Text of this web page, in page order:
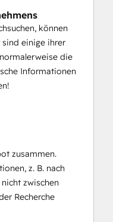
können
einige ihrer
die
Informationen
zusammen.
z. B. nach
zwischen
Recherche